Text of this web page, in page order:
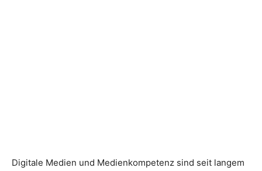
Digitale Medien und Medienkompetenz sind seit langem